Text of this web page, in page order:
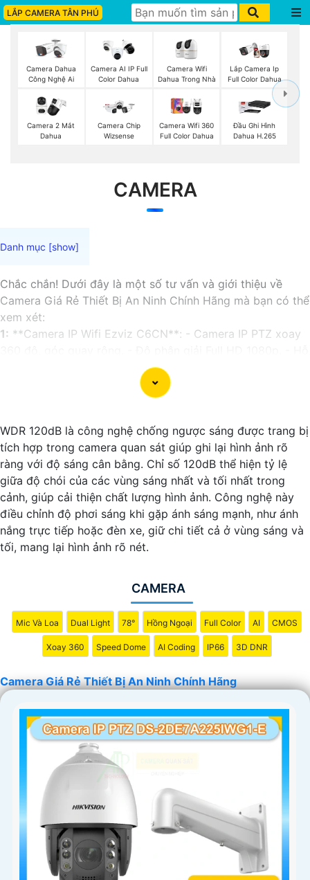
LẮP CAMERA TÂN PHÚ
Camera Dahua
Công Nghệ Ai
Camera AI IP Full
Color Dahua
Camera Wifi
Dahua Trong Nhà
Lắp Camera Ip
Full Color Dahua
Camera 2 Mắt
Dahua
Camera Chip
Wizsense
Camera Wifi 360
Full Color Dahua
Đầu Ghi Hình
Dahua H.265
CAMERA
Chắc chắn! Dưới đây là một số tư vấn và giới thiệu về
Camera Giá Rẻ Thiết Bị An Ninh Chính Hãng mà bạn có thể
xem xét:
1: **Camera IP Wifi Ezviz C6CN**: - Camera IP PTZ xoay
trợ kết nối không dây WiFi. - Tích hợp công nghệ hồng
ngoại thông minh. - Phù hợp để theo dõi khoảng cách xa.
**Camera Hikvision DS-2CD1021-I**: - Camera IP
2MP (1920x1080). - Hỗ trợ chống ngược sáng kỹ thuật số.
- Thiết kế vỏ nhựa chống va đập. - Hồng ngoại ban đêm
khoảng cách lên đến 30m.
✳️3:**Camera Dahua HDCVI HAC-HFW1200T**: -
Camera HDCVI 2MP hỗ trợ chất lượng hình ảnh cao. - Lens
cố định 3.6mm. - Tầm quan sát hồng ngoại lên đến 20m. -
Chống ngược sáng Digital WDR, cân bằng sáng, chống
nhiễu 3D. - Giá phải chăng với chất lượng
sử dụng và không gian lắp đặt của bạn. Bạn có thể tham
khảo thêm thông tin chi tiết và mua hàng tại các cửa hàng
điện tử uy tín hoặc cửa hàng thiết bị an ninh chuyên
nghiệp. Chúc bạn tìm được giải pháp an ninh phù hợp!
WDR 120dB là công nghệ chống ngược sáng được trang bị
tích hợp trong camera quan sát giúp ghi lại hình ảnh rõ
ràng với độ sáng cân bằng. Chỉ số 120dB thể hiện tỷ lệ
giữa độ chói của các vùng sáng nhất và tối nhất trong
cảnh, giúp cải thiện chất lượng hình ảnh. Công nghệ này
điều chỉnh độ phơi sáng khi gặp ánh sáng mạnh, như ánh
nắng trực tiếp hoặc đèn xe, giữ chi tiết cả ở vùng sáng và
tối, mang lại hình ảnh rõ nét.
CAMERA
Mic Và Loa Dual Light 78° Hồng Ngoại Full Color AI CMOS
Xoay 360 Speed Dome AI Coding IP66 3D DNR
Camera Giá Rẻ Thiết Bị An Ninh Chính Hãng